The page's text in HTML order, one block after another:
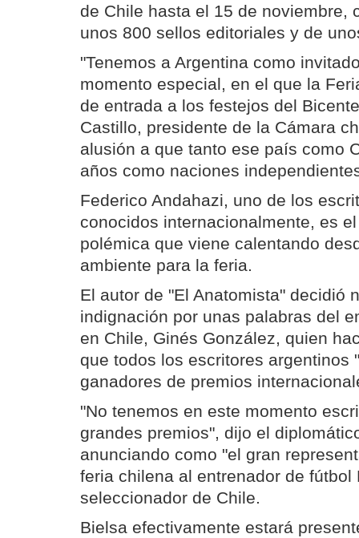
de Chile hasta el 15 de noviembre,
unos 800 sellos editoriales y de
"Tenemos a Argentina como
momento especial, en el que la
de entrada a los festejos del
Castillo, presidente de la Cámara
alusión a que tanto ese país como
años como naciones
Federico Andahazi, uno de los
conocidos internacionalmente, es
polémica que viene calentando
ambiente para la feria.
El autor de "El Anatomista" decidió
indignación por unas palabras del
en Chile, Ginés González, quien
que todos los escritores argentinos
ganadores de premios
"No tenemos en este momento
grandes premios", dijo el
anunciando como "el gran
feria chilena al entrenador de fútbol
seleccionador de Chile.
Bielsa efectivamente estará